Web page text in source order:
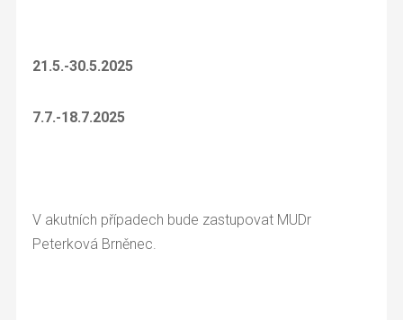
21.5.-30.5.2025
7.7.-18.7.2025
V akutních případech bude zastupovat MUDr
Peterková Brněnec.